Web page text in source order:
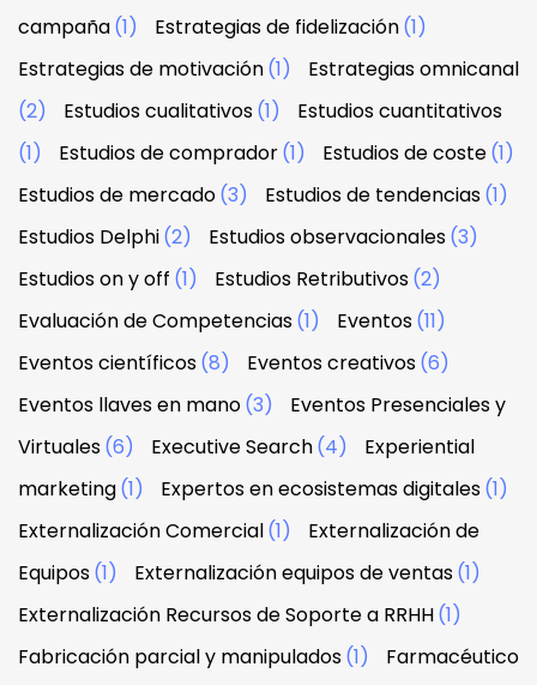
campaña(1) Estrategias de fidelización(1)
Estrategias de motivación(1)
Estrategias omnicanal
(2)
Estudios cualitativos(1)
Estudios cuantitativos
(1)
Estudios de comprador(1) Estudios de coste(1)
Estudios de mercado(3) Estudios de tendencias(1)
Estudios Delphi(2) Estudios observacionales(3)
Estudios on y off (1) Estudios Retributivos(2)
Evaluación de Competencias(1) Eventos(11)
Eventos científicos(8) Eventos creativos(6)
Eventos llaves en mano(3)
Eventos Presenciales y
Virtuales(6) Executive Search(4)
Experiential
marketing(1) Expertos en ecosistemas digitales(1)
Externalización Comercial(1)
Externalización de
Equipos(1) Externalización equipos de ventas(1)
Externalización Recursos de Soporte a RRHH(1)
Fabricación parcial y manipulados(1) Farmacéutico